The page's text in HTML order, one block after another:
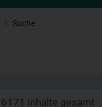
Suche
6171 Inhalte gesamt